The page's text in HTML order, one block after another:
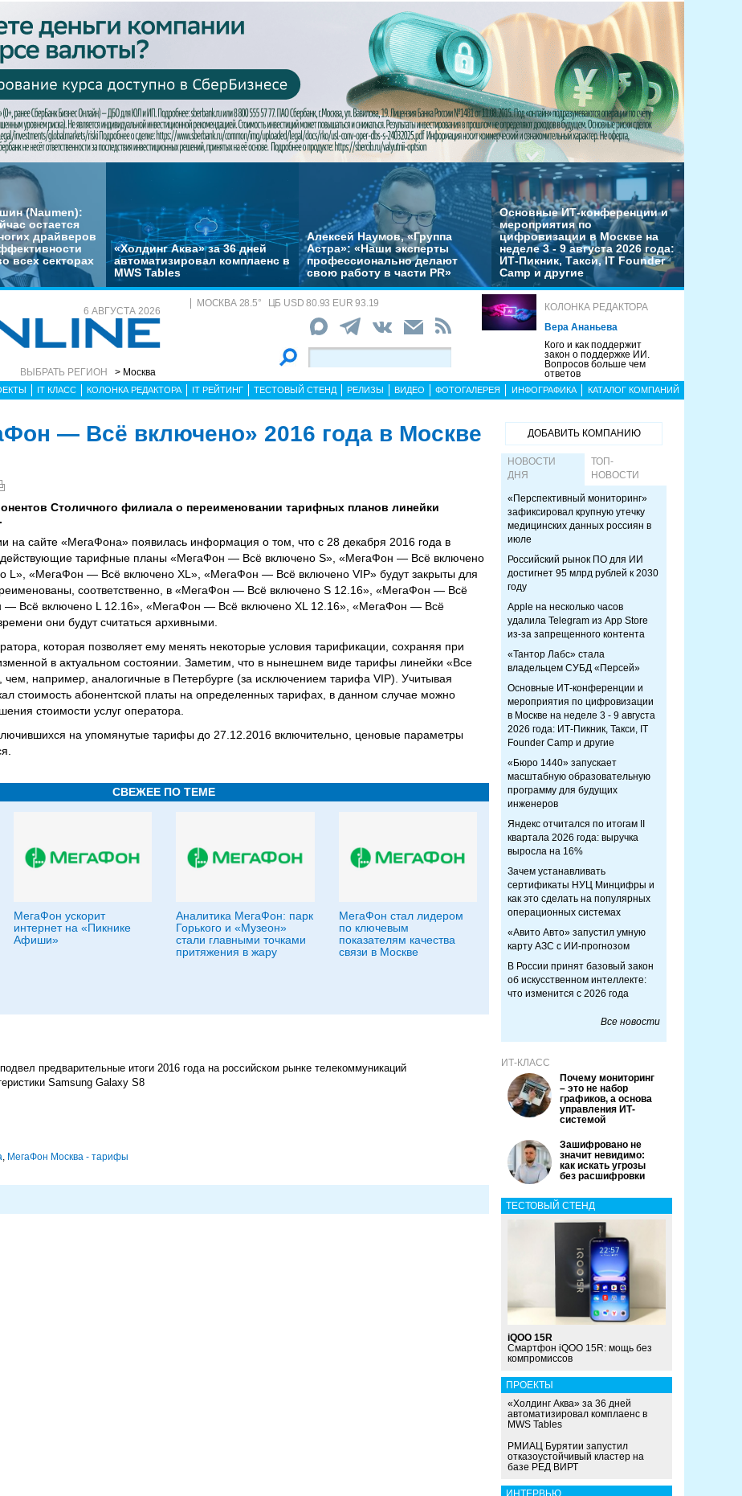
(Naumen):
остается
драйверов
всех секторах
«Холдинг Аква» за 36 дней
автоматизировал комплаенс в
MWS Tables
Алексей Наумов, «Группа
Астра»: «Наши эксперты
профессионально делают
свою работу в части PR»
Основные ИТ-конференции и
мероприятия по
цифровизации в Москве на
неделе 3 - 9 августа 2026 года:
ИТ-Пикник, Такси, IT Founder
Camp и другие
6 АВГУСТА 2026
ВЫБРАТЬ РЕГИОН > Москва
МОСКВА 28.5° ЦБ USD 80.93 EUR 93.19
КОЛОНКА РЕДАКТОРА
Вера Ананьева
Кого и как поддержит
закон о поддержке ИИ.
Вопросов больше чем
ответов
IT КЛАСС КОЛОНКА РЕДАКТОРА IT РЕЙТИНГ ТЕСТОВЫЙ СТЕНД РЕЛИЗЫ ВИДЕО ФОТОГАЛЕРЕЯ ИНФОГРАФИКА КАТАЛОГ КОМПАНИЙ
— Всё включено» 2016 года в Москве
Столичного филиала о переименовании тарифных планов линейки
сайте «МегаФона» появилась информация о том, что с 28 декабря 2016 года в
действующие тарифные планы «МегаФон — Всё включено S», «МегаФон — Всё включено
L», «МегаФон — Всё включено XL», «МегаФон — Всё включено VIP» будут закрыты для
соответственно, в «МегаФон — Всё включено S 12.16», «МегаФон — Всё
— Всё включено L 12.16», «МегаФон — Всё включено XL 12.16», «МегаФон — Всё
они будут считаться архивными.
которая позволяет ему менять некоторые условия тарификации, сохраняя при
в актуальном состоянии. Заметим, что в нынешнем виде тарифы линейки «Все
чем, например, аналогичные в Петербурге (за исключением тарифа VIP). Учитывая
стоимость абонентской платы на определенных тарифах, в данном случае можно
стоимости услуг оператора.
на упомянутые тарифы до 27.12.2016 включительно, ценовые параметры
СВЕЖЕЕ ПО ТЕМЕ
МегаФон ускорит
интернет на «Пикнике
Афиши»
Аналитика МегаФон: парк
Горького и «Музеон»
стали главными точками
притяжения в жару
МегаФон стал лидером
по ключевым
показателям качества
связи в Москве
предварительные итоги 2016 года на российском рынке телекоммуникаций
Samsung Galaxy S8
, МегаФон Москва - тарифы
ДОБАВИТЬ КОМПАНИЮ
НОВОСТИ
ДНЯ
ТОП-
НОВОСТИ
«Перспективный мониторинг»
зафиксировал крупную утечку
медицинских данных россиян в
июле
Российский рынок ПО для ИИ
достигнет 95 млрд рублей к 2030
году
Apple на несколько часов
удалила Telegram из App Store
из-за запрещенного контента
«Тантор Лабс» стала
владельцем СУБД «Персей»
Основные ИТ-конференции и
мероприятия по цифровизации
в Москве на неделе 3 - 9 августа
2026 года: ИТ-Пикник, Такси, IT
Founder Camp и другие
«Бюро 1440» запускает
масштабную образовательную
программу для будущих
инженеров
Яндекс отчитался по итогам II
квартала 2026 года: выручка
выросла на 16%
Зачем устанавливать
сертификаты НУЦ Минцифры и
как это сделать на популярных
операционных системах
«Авито Авто» запустил умную
карту АЗС с ИИ-прогнозом
В России принят базовый закон
об искусственном интеллекте:
что изменится с 2026 года
Все новости
ИТ-КЛАСС
Почему мониторинг
– это не набор
графиков, а основа
управления ИТ-
системой
Зашифровано не
значит невидимо:
как искать угрозы
без расшифровки
ТЕСТОВЫЙ СТЕНД
iQOO 15R
Смартфон iQOO 15R: мощь без
компромиссов
ПРОЕКТЫ
«Холдинг Аква» за 36 дней
автоматизировал комплаенс в
MWS Tables
РМИАЦ Бурятии запустил
отказоустойчивый кластер на
базе РЕД ВИРТ